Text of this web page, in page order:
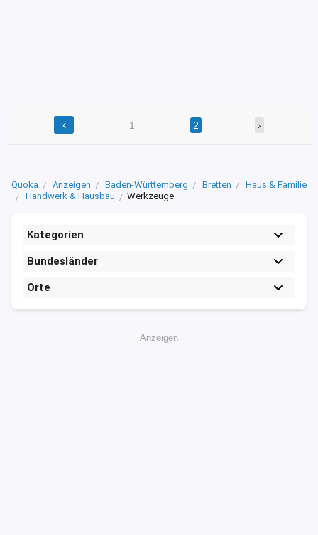
‹ 1 2 ›
Quoka Anzeigen Baden-Württemberg Bretten
Haus & Familie
Handwerk & Hausbau
Werkzeuge
Kategorien
Bundesländer
Orte
Anzeigen